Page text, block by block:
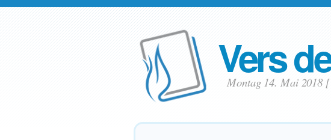
Vers
Montag 14. Mai 2018